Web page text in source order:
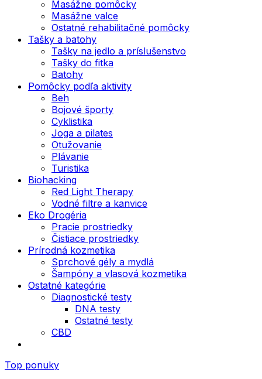
Masážne pomôcky
Masážne valce
Ostatné rehabilitačné pomôcky
Tašky a batohy
Tašky na jedlo a príslušenstvo
Tašky do fitka
Batohy
Pomôcky podľa aktivity
Beh
Bojové športy
Cyklistika
Joga a pilates
Otužovanie
Plávanie
Turistika
Biohacking
Red Light Therapy
Vodné filtre a kanvice
Eko Drogéria
Pracie prostriedky
Čistiace prostriedky
Prírodná kozmetika
Sprchové gély a mydlá
Šampóny a vlasová kozmetika
Ostatné kategórie
Diagnostické testy
DNA testy
Ostatné testy
CBD
Top ponuky